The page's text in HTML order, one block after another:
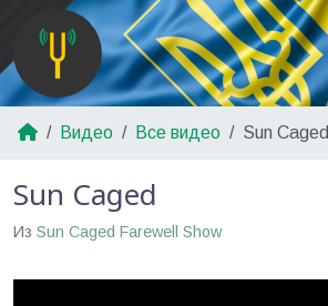
Видео Все видео Sun Caged
Sun Caged
Из Sun Caged Farewell Show